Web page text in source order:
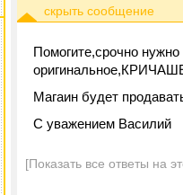
Помогите,срочно
Магаин будет
С уважением Василий
[Показать все ответы на